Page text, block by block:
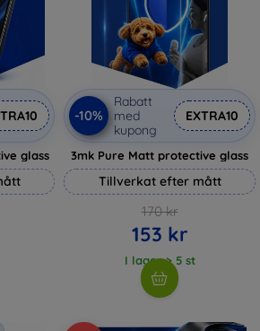
glass
-10%
Rabatt
med
kupong
EXTRA10
3mk Pure Matt protective glass
Tillverkat efter mått
170 kr
153 kr
I lager > 5 st